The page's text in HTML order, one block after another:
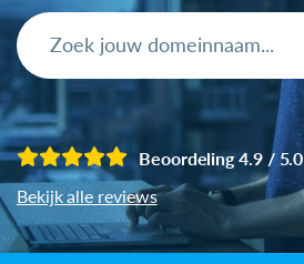
Beoordeling 4.9 / 5.0
Bekijk alle reviews